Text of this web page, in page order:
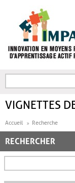
FORMULAIRE DE
VIGNETTES
Accueil Recherche
RECHERCHER